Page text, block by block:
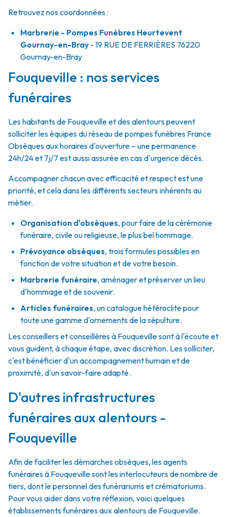
Retrouvez nos coordonnées :
Marbrerie - Pompes Funèbres Heurtevent
Gournay-en-Bray - 19 RUE DE FERRIÈRES 76220
Gournay-en-Bray
Fouqueville : nos services
funéraires
Les habitants de Fouqueville et des alentours peuvent
solliciter les équipes du réseau de pompes funèbres France
Obsèques aux horaires d'ouverture – une permanence
24h/24 et 7j/7 est aussi assurée en cas d'urgence décès.
Accompagner chacun avec efficacité et respect est une
priorité, et cela dans les différents secteurs inhérents au
métier.
Organisation d'obsèques, pour faire de la cérémonie
funéraire, civile ou religieuse, le plus bel hommage.
Prévoyance obsèques, trois formules possibles en
fonction de votre situation et de votre besoin.
Marbrerie funéraire, aménager et préserver un lieu
d'hommage et de souvenir.
Articles funéraires, un catalogue hétéroclite pour
toute une gamme d'ornements de la sépulture.
Les conseillers et conseillères à Fouqueville sont à l'écoute et
vous guident, à chaque étape, avec discrétion. Les solliciter,
c'est bénéficier d'un accompagnement humain et de
proximité, d'un savoir-faire adapté.
D'autres infrastructures
funéraires aux alentours -
Fouqueville
Afin de faciliter les démarches obsèques, les agents
funéraires à Fouqueville sont les interlocuteurs de nombre de
tiers, dont le personnel des funérariums et crématoriums.
Pour vous aider dans votre réflexion, voici quelques
établissements funéraires aux alentours de Fouqueville.